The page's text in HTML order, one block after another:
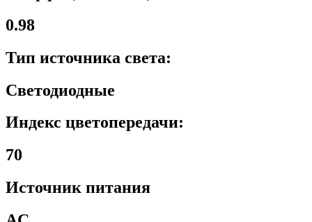
0.98
Тип источника света:
Светодиодные
Индекс цветопередачи:
70
Источник питания